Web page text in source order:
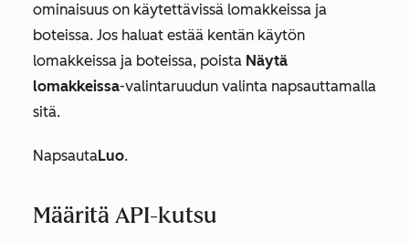
ominaisuus on käytettävissä lomakkeissa ja
boteissa. Jos haluat estää kentän käytön
lomakkeissa ja boteissa, poista Näytä
lomakkeissa-valintaruudun valinta napsauttamalla
sitä.
NapsautaLuo.
Määritä API-kutsu